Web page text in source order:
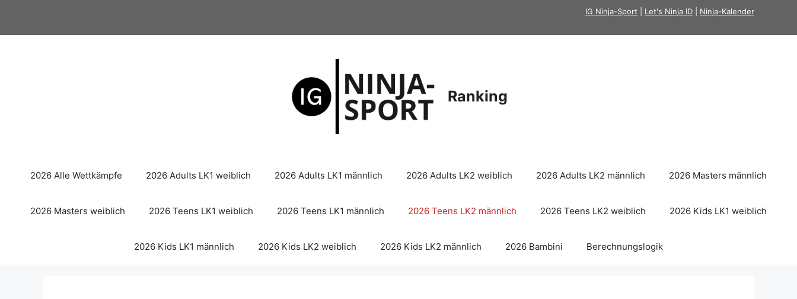
springen
IG Ninja-Sport Let's Ninja ID Ninja-Kalender
Ranking
2026 Alle Wettkämpfe 2026 Adults LK1 weiblich 2026 Adults LK1 männlich 2026 Adults LK2 weiblich 2026 Adults LK2 männlich 2026 Masters männlich
2026 Masters weiblich 2026 Teens LK1 weiblich 2026 Teens LK1 männlich 2026 Teens LK2 männlich 2026 Teens LK2 weiblich 2026 Kids LK1 weiblich
2026 Kids LK1 männlich 2026 Kids LK2 weiblich 2026 Kids LK2 männlich 2026 Bambini Berechnungslogik